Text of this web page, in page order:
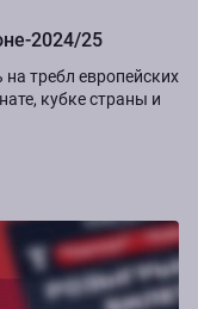
2024/25
на требл европейских
кубке страны и